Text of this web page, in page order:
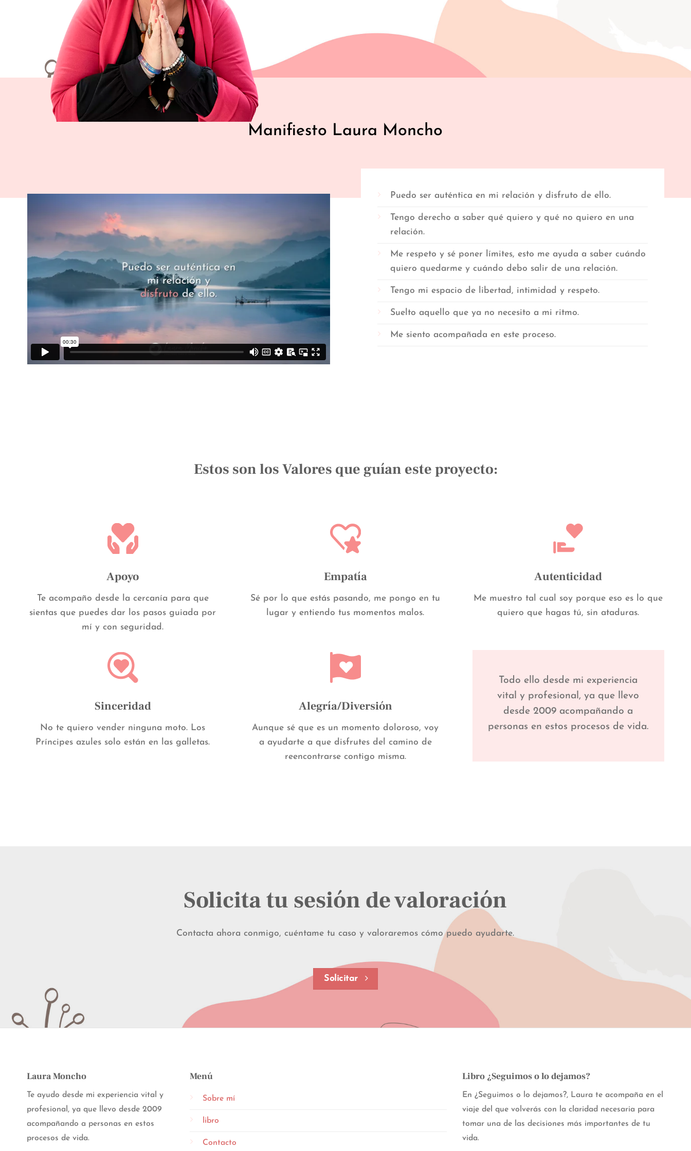
Manifiesto Laura Moncho
Puedo ser auténtica en mi relación y disfruto de ello.
Tengo derecho a saber qué quiero y qué no quiero en una
relación.
Me respeto y sé poner límites, esto me ayuda a saber cuándo
quiero quedarme y cuándo debo salir de una relación.
Tengo mi espacio de libertad, intimidad y respeto.
Suelto aquello que ya no necesito a mi ritmo.
Me siento acompañada en este proceso.
Estos son los Valores que guían este proyecto:
Apoyo
Te acompaño desde la cercanía para que
sientas que puedes dar los pasos guiada por
mí y con seguridad.
Empatía
Sé por lo que estás pasando, me pongo en tu
lugar y entiendo tus momentos malos.
Autenticidad
Me muestro tal cual soy porque eso es lo que
quiero que hagas tú, sin ataduras.
Sinceridad
No te quiero vender ninguna moto. Los
Príncipes azules solo están en las galletas.
Alegría/Diversión
Aunque sé que es un momento doloroso, voy
a ayudarte a que disfrutes del camino de
reencontrarse contigo misma.
Todo ello desde mi experiencia
vital y profesional, ya que llevo
desde 2009 acompañando a
personas en estos procesos de vida.
Solicita tu sesión de valoración
Contacta ahora conmigo, cuéntame tu caso y valoraremos cómo puedo ayudarte.
Solicitar
Laura Moncho
Te ayudo desde mi experiencia vital y
profesional, ya que llevo desde 2009
acompañando a personas en estos
procesos de vida.
Menú
Sobre mí
libro
Contacto
Libro ¿Seguimos o lo dejamos?
En ¿Seguimos o lo dejamos?, Laura te acompaña en el
viaje del que volverás con la claridad necesaria para
tomar una de las decisiones más importantes de tu
vida.